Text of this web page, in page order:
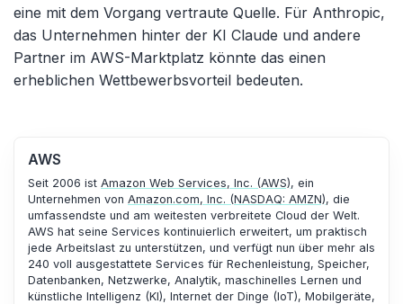
eine mit dem Vorgang vertraute Quelle. Für Anthropic,
das Unternehmen hinter der KI Claude und andere
Partner im AWS-Marktplatz könnte das einen
erheblichen Wettbewerbsvorteil bedeuten.
AWS
Seit 2006 ist Amazon Web Services, Inc. (AWS), ein
Unternehmen von Amazon.com, Inc. (NASDAQ: AMZN), die
umfassendste und am weitesten verbreitete Cloud der Welt.
AWS hat seine Services kontinuierlich erweitert, um praktisch
jede Arbeitslast zu unterstützen, und verfügt nun über mehr als
240 voll ausgestattete Services für Rechenleistung, Speicher,
Datenbanken, Netzwerke, Analytik, maschinelles Lernen und
künstliche Intelligenz (KI), Internet der Dinge (IoT), Mobilgeräte,